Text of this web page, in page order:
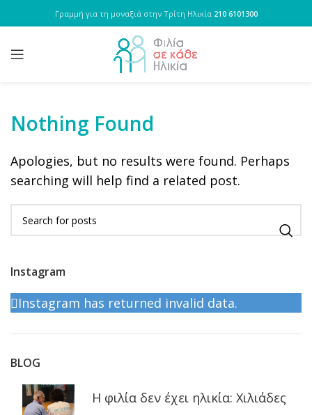
Γραμμή για τη μοναξιά στην Τρίτη Ηλικία 210 6101300
Nothing Found
Apologies, but no results were found. Perhaps
searching will help find a related post.
Instagram
Instagram has returned invalid data.
BLOG
Η φιλία δεν έχει ηλικία: Χιλιάδες